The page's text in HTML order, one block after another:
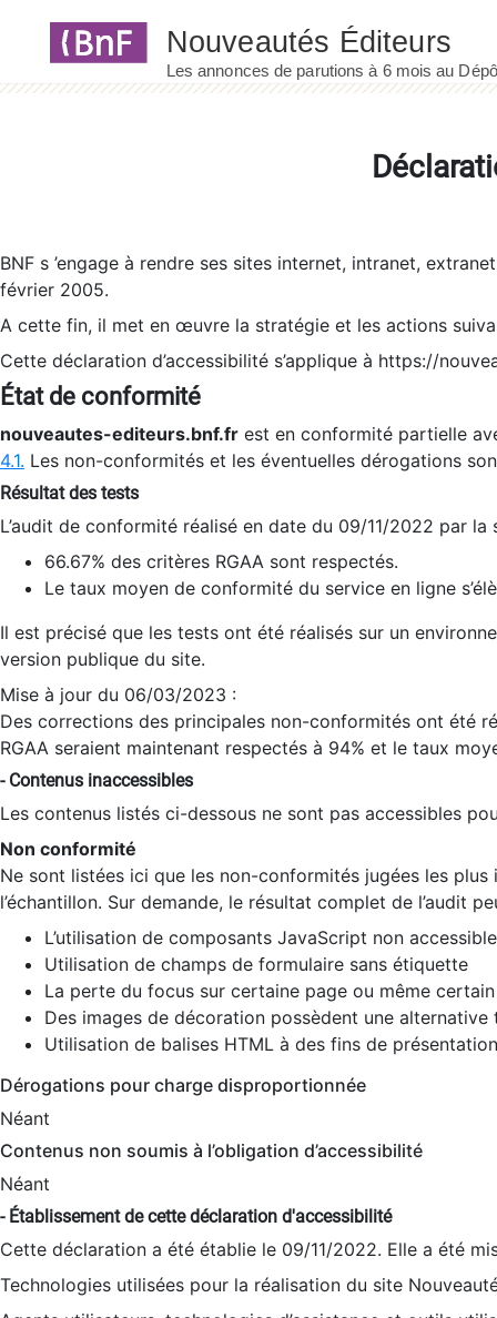
BNF s ’engage à rendre ses sites internet, intranet,
février 2005.
A cette fin, il met en œuvre la stratégie et les actions
Cette déclaration d’accessibilité s’applique à https://
État de conformité
nouveautes-editeurs.bnf.fr est en conformité partielle
4.1. Les non-conformités et les éventuelles dérogations
Résultat des tests
L’audit de conformité réalisé en date du 09/11/2022 par
66.67% des critères RGAA sont respectés.
Le taux moyen de conformité du service en ligne
Il est précisé que les tests ont été réalisés sur un
version publique du site.
Mise à jour du 06/03/2023 :
Des corrections des principales non-conformités ont été
RGAA seraient maintenant respectés à 94% et le taux
- Contenus inaccessibles
Les contenus listés ci-dessous ne sont pas accessibles
Non conformité
Ne sont listées ici que les non-conformités jugées les
l’échantillon. Sur demande, le résultat complet de l’audit
L’utilisation de composants JavaScript non
Utilisation de champs de formulaire sans étiquette
La perte du focus sur certaine page ou même
Des images de décoration possèdent une alternative
Utilisation de balises HTML à des fins de
Dérogations pour charge disproportionnée
Néant
Contenus non soumis à l’obligation d’accessibilité
Néant
- Établissement de cette déclaration d'accessibilité
Cette déclaration a été établie le 09/11/2022. Elle a été
Technologies utilisées pour la réalisation du site